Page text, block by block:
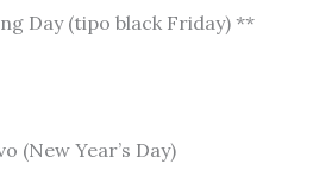
Day (tipo black Friday) **
(New Year’s Day)